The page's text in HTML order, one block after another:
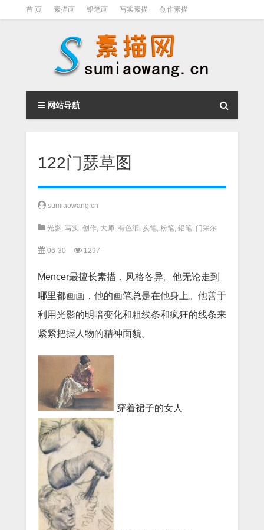
首 页 素描画 铅笔画 写实素描 创作素描
素描视频教程
网站导航
122门瑟草图
sumiaowang.cn
光影, 写实, 创作, 大师, 有色纸, 炭笔, 粉笔, 铅笔, 门采尔
06-30 1297
Mencer最擅长素描，风格各异。他无论走到
哪里都画画，他的画笔总是在他身上。他善于
利用光影的明暗变化和粗线条和疯狂的线条来
紧紧把握人物的精神面貌。
穿着裙子的女人